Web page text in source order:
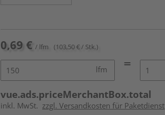
0,69 € / lfm (103,50 € / Stk.)
lfm
vue.ads.priceMerchantBox.total
inkl. MwSt. zzgl. Versandkosten für Paketdienst